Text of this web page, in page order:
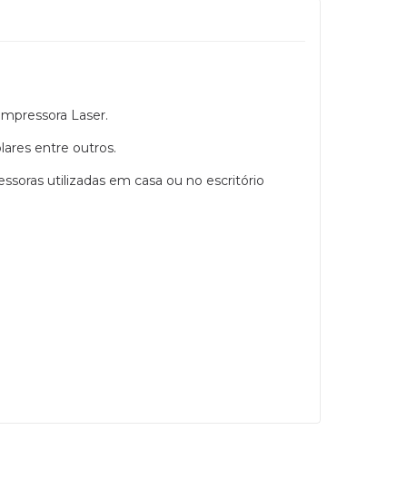
Laser.
entre outros.
utilizadas em casa ou no escritório